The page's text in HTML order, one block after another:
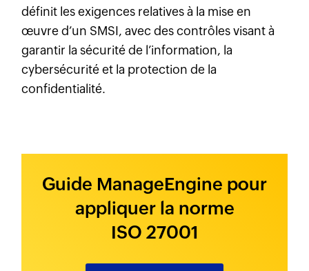
définit les exigences relatives à la mise en
œuvre d’un SMSI, avec des contrôles visant à
garantir la sécurité de l’information, la
cybersécurité et la protection de la
confidentialité.
Guide ManageEngine pour
appliquer la norme
ISO 27001